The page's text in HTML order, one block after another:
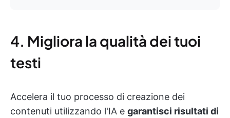
4. Migliora la qualità dei tuoi
testi
Accelera il tuo processo di creazione dei
contenuti utilizzando l'IA e garantisci risultati di